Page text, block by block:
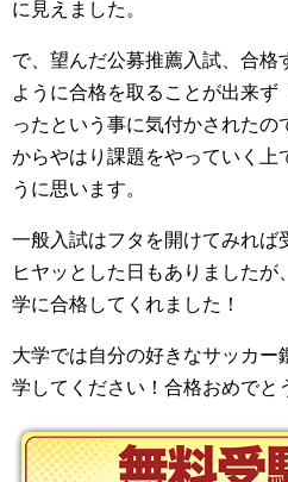
に見えました。
で、望んだ公募推薦入試、合格
ように合格を取ることが出来
ったという事に気付かされたの
からやはり課題をやっていく上
うに思います。
一般入試はフタを開けてみれば
ヒヤッとした日もありましたが
学に合格してくれました！
大学では自分の好きなサッカー
学してください！合格おめでと